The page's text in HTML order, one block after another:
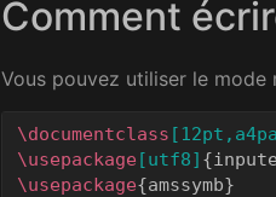
Comment
Vous pouvez utiliser le mode
\documentclass
\usepackage [utf8] {
\usepackage{amssymb}